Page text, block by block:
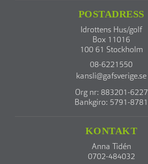
POSTADRESS
Idrottens Hus/golf
Box 11016
100 61 Stockholm
08-6221550
kansli@gafsverige.se
Org nr: 883201-6227
Bankgiro: 5791-8781
KONTAKT
Anna Tidén
0702-484032